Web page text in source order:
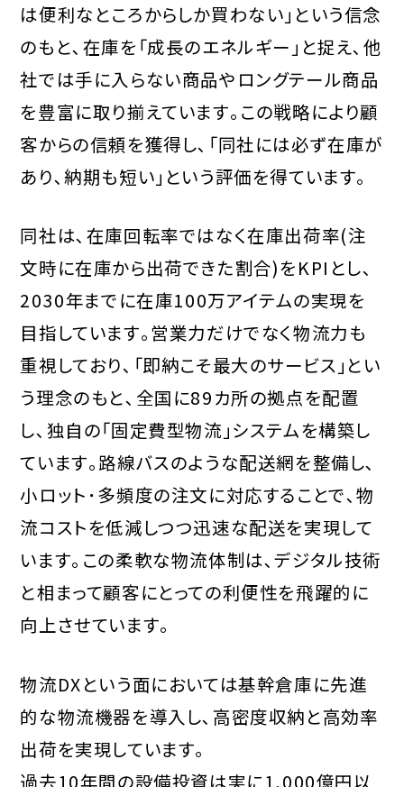
は便利なところからしか買わない」という信念
のもと､在庫を「成長のエネルギー」と捉え､他
社では手に入らない商品やロングテール商品
を豊富に取り揃えています｡この戦略により顧
客からの信頼を獲得し､「同社には必ず在庫が
あり､納期も短い」という評価を得ています｡
同社は､在庫回転率ではなく在庫出荷率(注
文時に在庫から出荷できた割合)をKPIとし､
2030年までに在庫100万アイテムの実現を
目指しています｡営業力だけでなく物流力も
重視しており､「即納こそ最大のサービス」とい
う理念のもと､全国に89カ所の拠点を配置
し､独自の「固定費型物流」システムを構築し
ています｡路線バスのような配送網を整備し､
小ロット･多頻度の注文に対応することで､物
流コストを低減しつつ迅速な配送を実現して
います｡この柔軟な物流体制は､デジタル技術
と相まって顧客にとっての利便性を飛躍的に
向上させています｡
物流DXという面においては基幹倉庫に先進
的な物流機器を導入し､高密度収納と高効率
出荷を実現しています｡
過去10年間の設備投資は実に1,000億円以